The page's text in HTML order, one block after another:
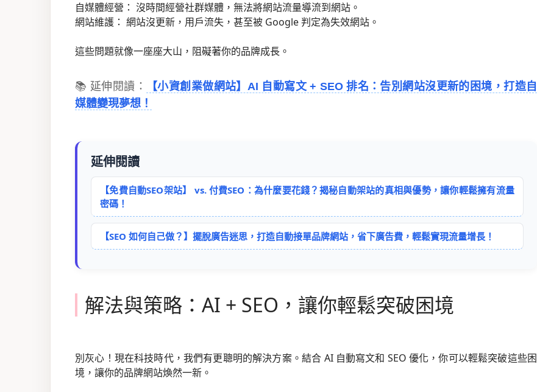
自媒體經營： 沒時間經營社群媒體，無法將網站流量導流到網站。
網站維護： 網站沒更新，用戶流失，甚至被 Google 判定為失效網站。
這些問題就像一座座大山，阻礙著你的品牌成長。
📚 延伸閱讀：
【小資創業做網站】AI 自動寫文 + SEO 排名：告別網站沒更新的困境，打造自
媒體變現夢想！
延伸閱讀
【免費自動SEO架站】 vs. 付費SEO：為什麼要花錢？揭秘自動架站的真相與優勢，讓你輕鬆擁有流量
密碼！
【SEO 如何自己做？】擺脫廣告迷思，打造自動接單品牌網站，省下廣告費，輕鬆實現流量增長！
解法與策略：AI + SEO，讓你輕鬆突破困境
別灰心！現在科技時代，我們有更聰明的解決方案。結合 AI 自動寫文和 SEO 優化，你可以輕鬆突破這些困
境，讓你的品牌網站煥然一新。